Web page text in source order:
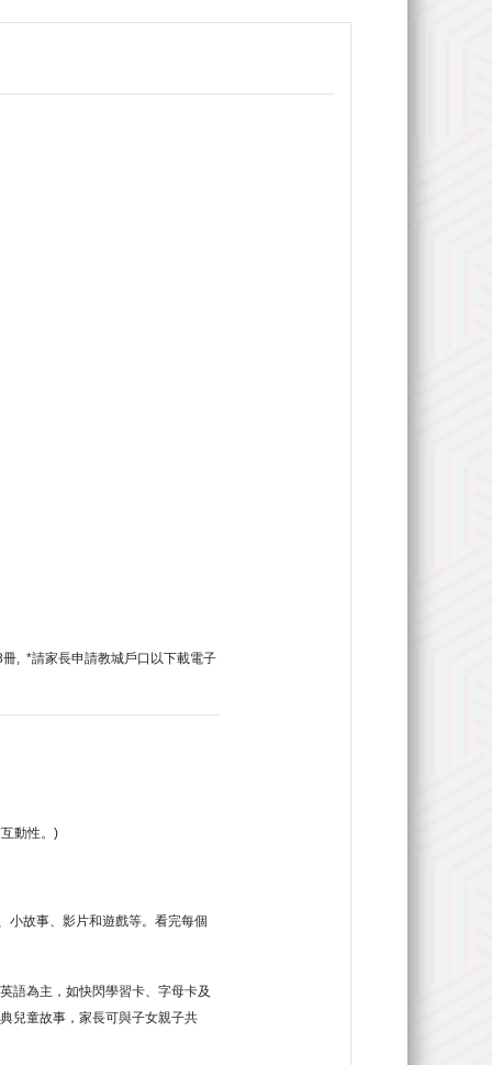
, *請家長申請教城戶口以下載電子
動性。)
小故事、影片和遊戲等。看完每個
語為主，如快閃學習卡、字母卡及
兒童故事，家長可與子女親子共